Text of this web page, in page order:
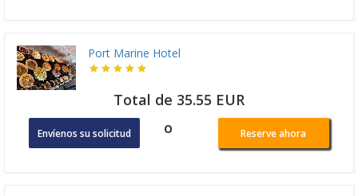
Port Marine Hotel
Total de 35.55 EUR
Envíenos su solicitud o Reserve ahora